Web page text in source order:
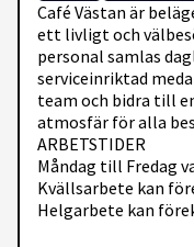
Café Västan är
ett livligt och
personal samlas
serviceinriktad
team och bidra till
atmosfär för alla
ARBETSTIDER
Måndag till Fredag
Kvällsarbete kan
Helgarbete kan